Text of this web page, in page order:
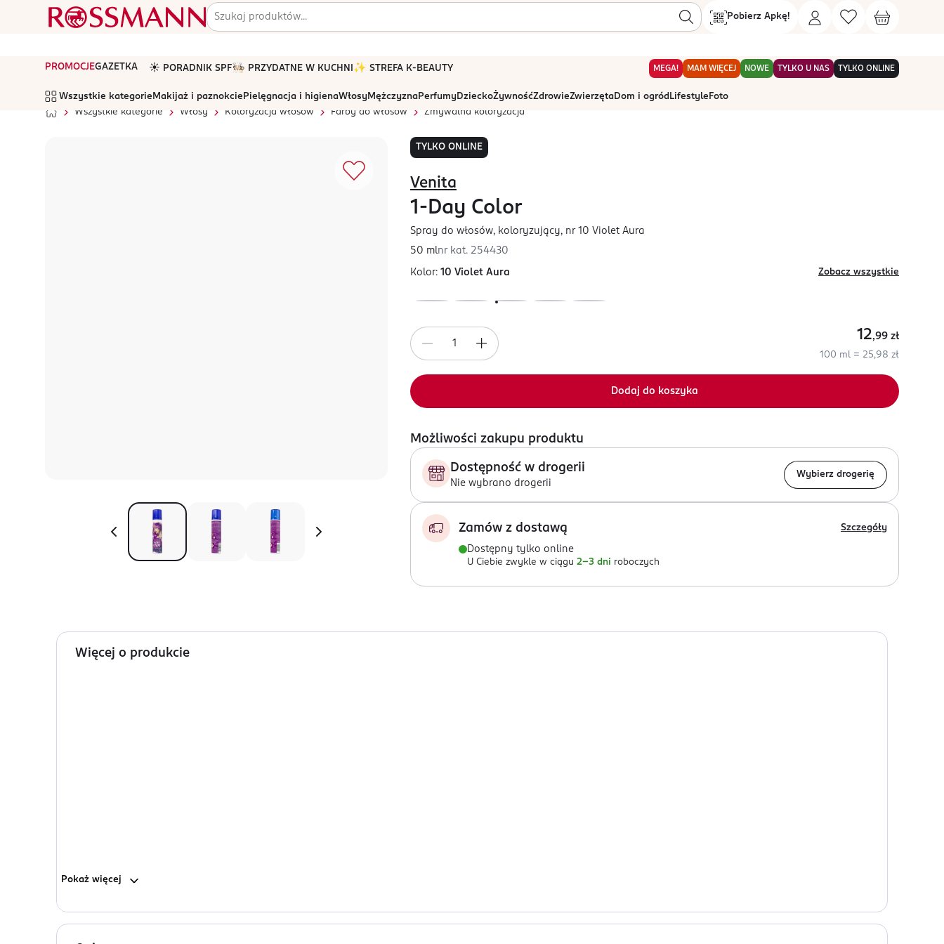
Pobierz Apkę!
PROMOCJEGAZETKA ☀️ PORADNIK SPF🧑🏻‍🍳 PRZYDATNE W KUCHNI ✨ STREFA K-BEAUTY MEGA! MAM WIĘCEJ NOWE TYLKO U NAS TYLKO ONLINE
Wszystkie kategorie Makijaż i paznokcie Pielęgnacja i higienaWłosyMężczyznaPerfumyDzieckoŻywnośćZdrowieZwierzętaDom i ogród Lifestyle Foto
Wszystkie kategorie
Włosy Koloryzacja włosów Farby do włosów Zmywalna koloryzacja
TYLKO ONLINE
Venita
1-Day Color
Spray do włosów, koloryzujący, nr 10 Violet Aura
50 mlnr kat. 254430
Kolor: 10 Violet Aura Zobacz wszystkie
12,99 zł
100 ml = 25,98 zł
Dodaj do koszyka
Możliwości zakupu produktu
Dostępność w drogerii
Nie wybrano drogerii
Wybierz drogerię
Zamów z dostawą Szczegóły
Dostępny tylko online
U Ciebie zwykle w ciągu 2-3 dni roboczych
Więcej o produkcie
Pokaż więcej